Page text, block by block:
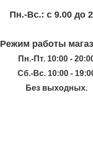
Пн.-Вc.: с 9.00 до
Режим работы
Пн.-Пт. 10:00 -
Сб.-Вс. 10:00 -
Без выходных.